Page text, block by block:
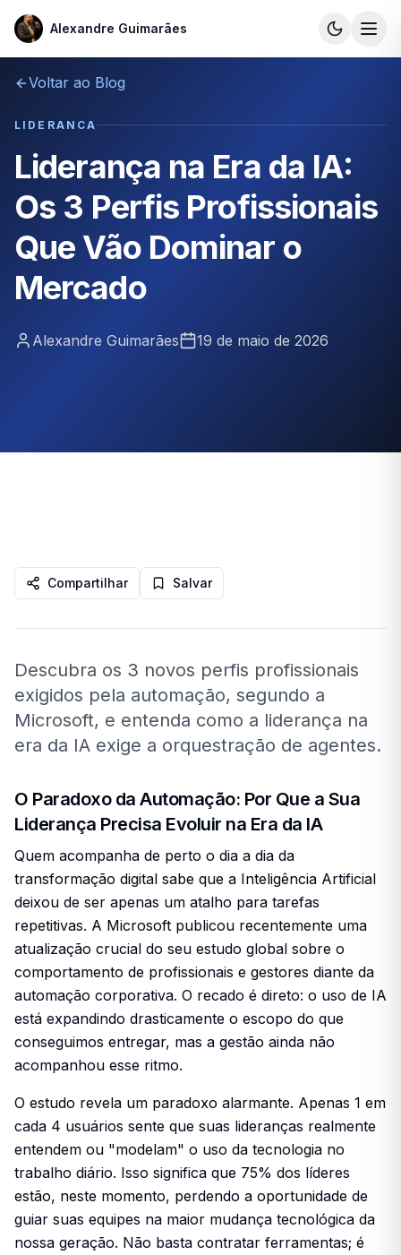
Alexandre Guimarães
Alexandre Guimarães
Voltar ao Blog
LIDERANCA
Liderança na Era da IA:
Os 3 Perfis Profissionais
Que Vão Dominar o
Mercado
Alexandre Guimarães 19 de maio de 2026
Compartilhar Salvar
Descubra os 3 novos perfis profissionais
exigidos pela automação, segundo a
Microsoft, e entenda como a liderança na
era da IA exige a orquestração de agentes.
O Paradoxo da Automação: Por Que a Sua
Liderança Precisa Evoluir na Era da IA
Quem acompanha de perto o dia a dia da
transformação digital sabe que a Inteligência Artificial
deixou de ser apenas um atalho para tarefas
repetitivas. A Microsoft publicou recentemente uma
atualização crucial do seu estudo global sobre o
comportamento de profissionais e gestores diante da
automação corporativa. O recado é direto: o uso de IA
está expandindo drasticamente o escopo do que
conseguimos entregar, mas a gestão ainda não
acompanhou esse ritmo.
O estudo revela um paradoxo alarmante. Apenas 1 em
cada 4 usuários sente que suas lideranças realmente
entendem ou "modelam" o uso da tecnologia no
trabalho diário. Isso significa que 75% dos líderes
estão, neste momento, perdendo a oportunidade de
guiar suas equipes na maior mudança tecnológica da
nossa geração. Não basta contratar ferramentas; é